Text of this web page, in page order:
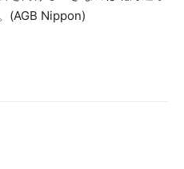
(AGB Nippon)